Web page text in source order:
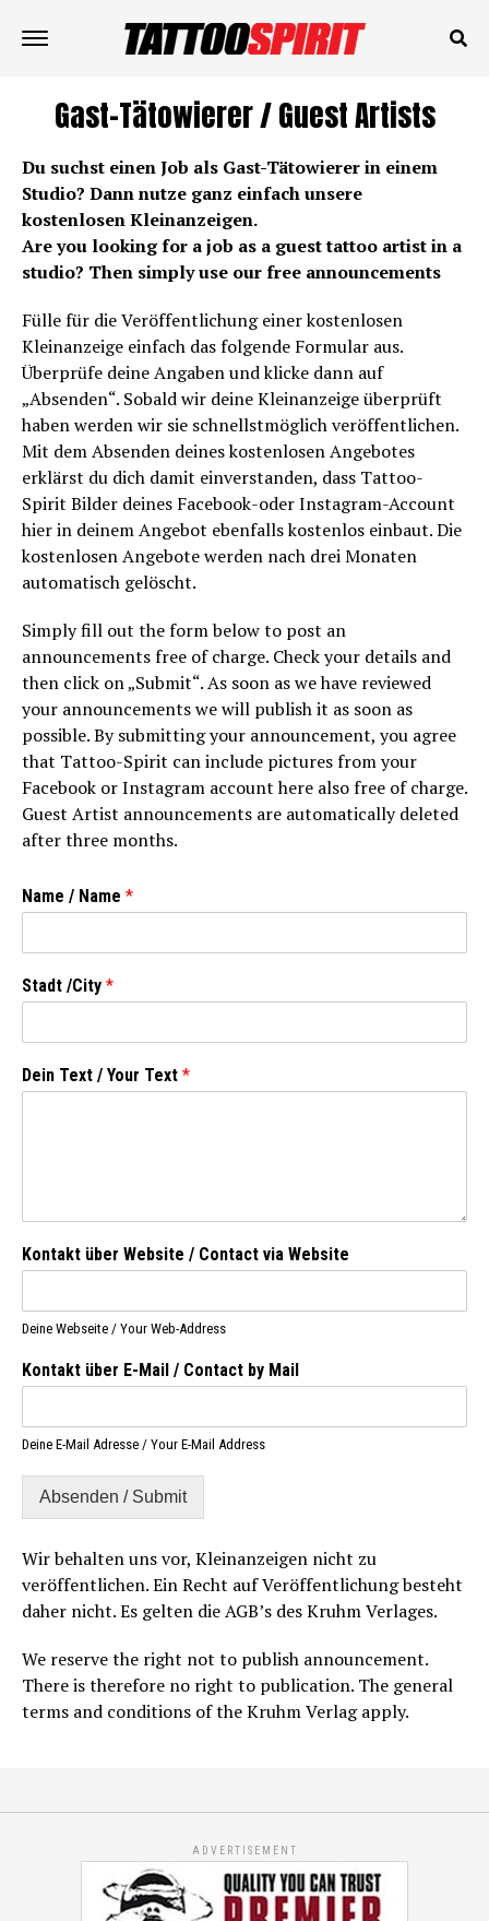
Gast-Tätowierer / Guest Artists
Du suchst einen Job als Gast-Tätowierer in einem
Studio? Dann nutze ganz einfach unsere
kostenlosen Kleinanzeigen.
Are you looking for a job as a guest tattoo artist in a
studio? Then simply use our free announcements
Fülle für die Veröffentlichung einer kostenlosen
Kleinanzeige einfach das folgende Formular aus.
Überprüfe deine Angaben und klicke dann auf
„Absenden“. Sobald wir deine Kleinanzeige überprüft
haben werden wir sie schnellstmöglich veröffentlichen.
Mit dem Absenden deines kostenlosen Angebotes
erklärst du dich damit einverstanden, dass Tattoo-
Spirit Bilder deines Facebook-oder Instagram-Account
hier in deinem Angebot ebenfalls kostenlos einbaut. Die
kostenlosen Angebote werden nach drei Monaten
automatisch gelöscht.
Simply fill out the form below to post an
announcements free of charge. Check your details and
then click on „Submit“. As soon as we have reviewed
your announcements we will publish it as soon as
possible. By submitting your announcement, you agree
that Tattoo-Spirit can include pictures from your
Facebook or Instagram account here also free of charge.
Guest Artist announcements are automatically deleted
after three months.
Name / Name *
Stadt /City *
Dein Text / Your Text *
Kontakt über Website / Contact via Website
Deine Webseite / Your Web-Address
Kontakt über E-Mail / Contact by Mail
Deine E-Mail Adresse / Your E-Mail Address
Absenden / Submit
Wir behalten uns vor, Kleinanzeigen nicht zu
veröffentlichen. Ein Recht auf Veröffentlichung besteht
daher nicht. Es gelten die AGB’s des Kruhm Verlages.
We reserve the right not to publish announcement.
There is therefore no right to publication. The general
terms and conditions of the Kruhm Verlag apply.
ADVERTISEMENT